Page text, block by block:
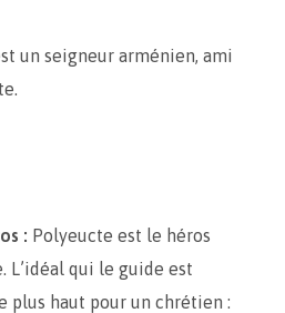
un seigneur arménien, ami
: Polyeucte est le héros
L’idéal qui le guide est
plus haut pour un chrétien :